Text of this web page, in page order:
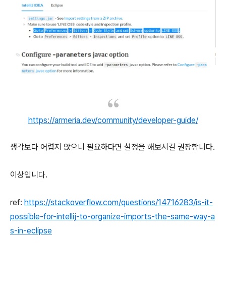
https://armeria.dev/community/developer-guide/
생각보다 어렵지 않으니 필요하다면 설정을 해보시길 권장합니다.
이상입니다.
ref: https://stackoverflow.com/questions/14716283/is-it-
possible-for-intellij-to-organize-imports-the-same-way-a
s-in-eclipse